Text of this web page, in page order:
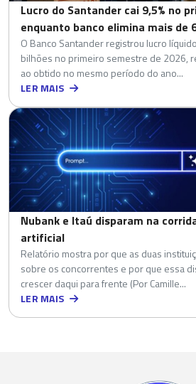
Lucro do Santander cai 9,5% no
enquanto banco elimina mais de
O Banco Santander registrou lucro
bilhões no primeiro semestre de 2026,
ao obtido no mesmo período do ano...
LER MAIS
Nubank e Itaú disparam na
artificial
Relatório mostra por que as duas
sobre os concorrentes e por que essa
crescer daqui para frente (Por Camille...
LER MAIS